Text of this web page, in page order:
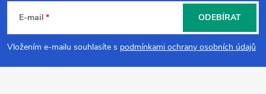
p
a
E-mail
Vložením e-mailu souhlasíte s podmínkami ochrany osobních údajů
ODEBÍRAT